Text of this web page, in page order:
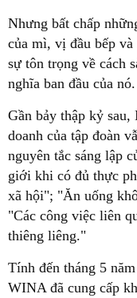
Nhưng bất chấp
của mì, vị đầu bếp
sự tôn trọng về cách
nghĩa ban đầu của nó.
Gần bảy thập kỷ
doanh của tập đoàn
nguyên tắc sáng lập
giới khi có đủ thực
xã hội"; "Ăn uống
"Các công việc liên
thiêng liêng."
Tính đến tháng 5
WINA đã cung cấp